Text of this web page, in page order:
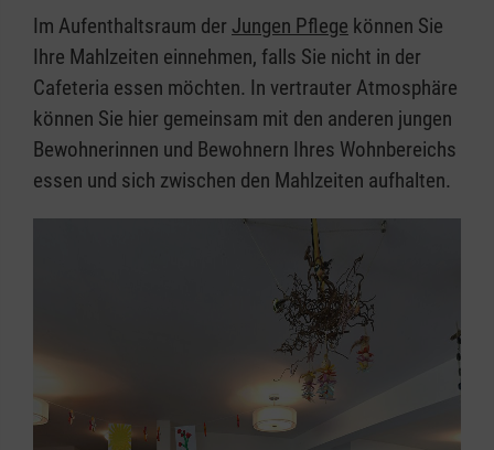
Im Aufenthaltsraum der Jungen Pflege können Sie
Ihre Mahlzeiten einnehmen, falls Sie nicht in der
Cafeteria essen möchten. In vertrauter Atmosphäre
können Sie hier gemeinsam mit den anderen jungen
Bewohnerinnen und Bewohnern Ihres Wohnbereichs
essen und sich zwischen den Mahlzeiten aufhalten.